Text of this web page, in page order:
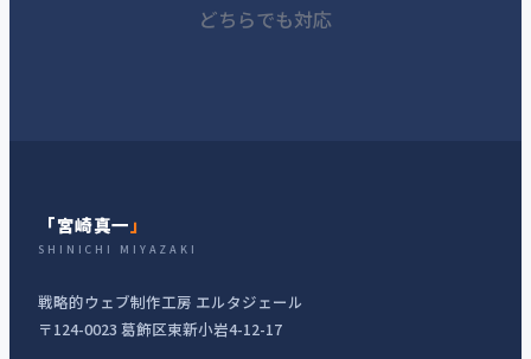
どちらでも対応
「宮崎真一 」
SHINICHI MIYAZAKI
戦略的ウェブ制作工房 エルタジェール
〒124-0023 葛飾区東新小岩4-12-17